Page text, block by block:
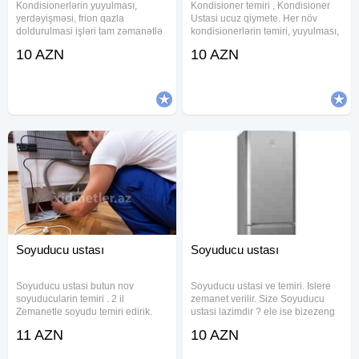
Kondisionerlərin yuyulması,
yerdəyişməsi, frion qazla
doldurulmasi işləri tam zəmanətlə
Elit, Panasonik, Beko, unionaer,
10 AZN
Kondisioner temiri , Kondisioner
Ustasi ucuz qiymete. Her növ
kondisionerlərin təmiri, yuyulması,
ustasi Kondisoner temiri ustasi
10 AZN
Soyuducu ustası
Soyuducu ustasi butun nov
soyuducularin temiri . 2 il
Zemanetle soyudu temiri edirik.
işləyirik, yerində və düzgün təmir
11 AZN
Soyuducu ustası
Soyuducu ustasi ve temiri. Islere
zemanet verilir. Size Soyuducu
ustasi lazimdir ? ele ise bizezeng
soyuducu ustasi soyuducu usdası
10 AZN